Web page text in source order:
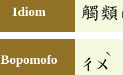
Idiom 觸類
Bopomofo ㄔㄨ
ˋ